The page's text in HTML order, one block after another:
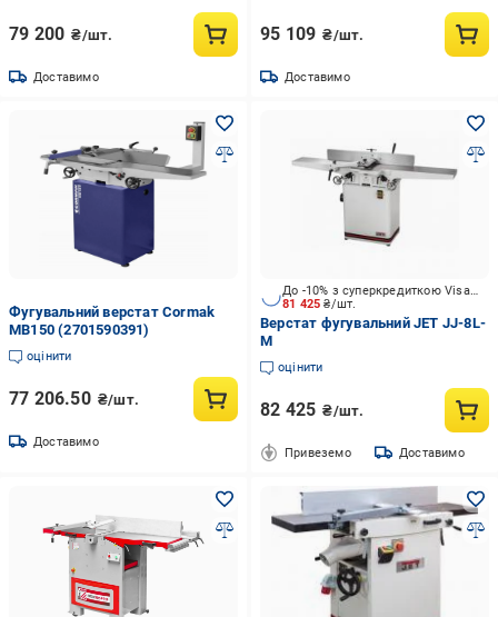
79 200 ₴/шт.
Доставимо
95 109 ₴/шт.
Доставимо
Фугувальний верстат Cormak
MB150 (2701590391)
оцінити
77 206.50 ₴/шт.
Доставимо
81 425₴/шт.
До -10% з суперкредиткою Visa Вигода
Верстат фугувальний JET JJ-8L-
M
оцінити
82 425 ₴/шт.
Привеземо Доставимо